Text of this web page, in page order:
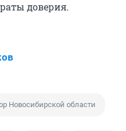
доверия.
Новосибирской области